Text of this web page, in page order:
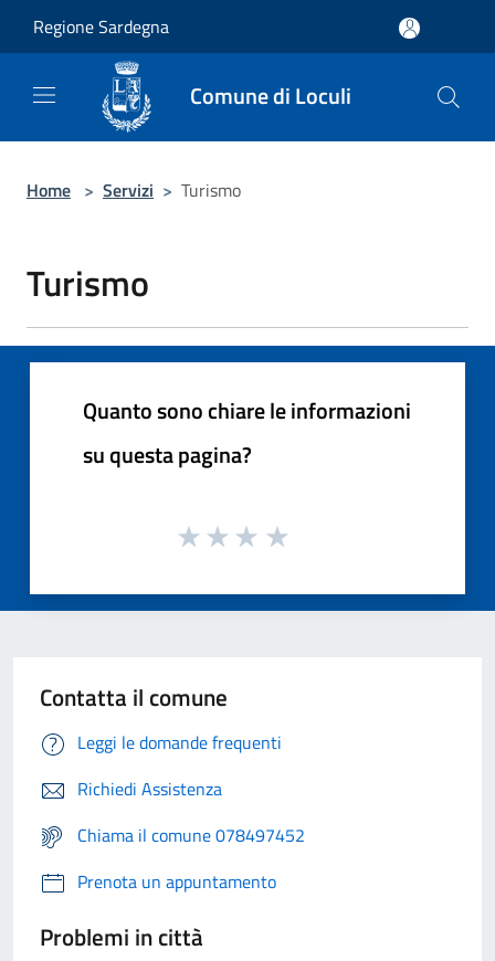
Regione Sardegna
Comune di Loculi
Home > Servizi > Turismo
Turismo
Quanto sono chiare le informazioni
su questa pagina?
Contatta il comune
Leggi le domande frequenti
Richiedi Assistenza
Chiama il comune 078497452
Prenota un appuntamento
Problemi in città